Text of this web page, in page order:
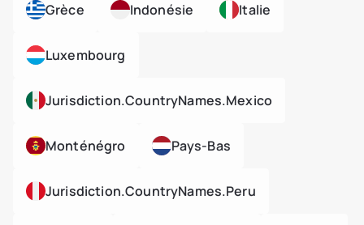
Grèce Indonésie Italie
Luxembourg
Jurisdiction.countryNames.mexico
Monténégro Pays-Bas
Jurisdiction.countryNames.peru